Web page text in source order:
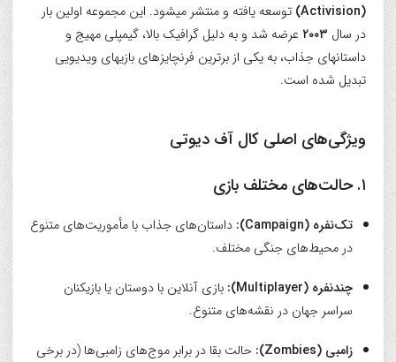
(Activision)
توسعه یافته و منتشر میشود. این مجموعه اولین بار
در سال ۲۰۰۳ عرضه شد و به دلیل گرافیک بالا، گیمپلی مهیج و
داستانهای جذاب، به یکی از برترین فرنچایزهای بازیهای ویدیویی
تبدیل شده است.
ویژگی‌های اصلی کال آف دیوتی
۱. حالت‌های مختلف بازی
تک‌نفره (Campaign):
داستان‌های جذاب با مأموریت‌های متنوع
در محیط‌های جنگی مختلف.
چندنفره (Multiplayer):
بازی آنلاین با دوستان یا بازیکنان
سراسر جهان در نقشه‌های متنوع.
زامبی (Zombies):
حالت بقا در برابر موج‌های زامبی‌ها (در برخی